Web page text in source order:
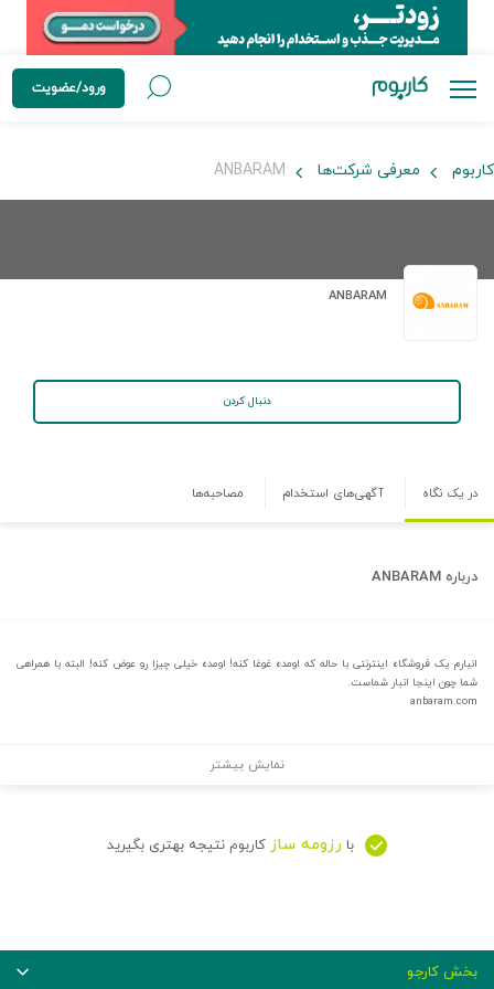
ورود/عضویت
کاربوم معرفی شرکت‌ها
ANBARAM
دنبال کردن
در یک نگاه آگهی‌های استخدام مصاحبه‌ها
درباره ANBARAM
انبارم یک فروشگاه اینترنتی با حاله که اومده غوغا کنه! اومده خیلی چیزا رو عوض کنه! البته با همراهی
شما چون اینجا انبار شماست.
anbaram.com
نمایش بیشتر
با رزومه ساز کاربوم نتیجه بهتری بگیرید
بخش کارجو